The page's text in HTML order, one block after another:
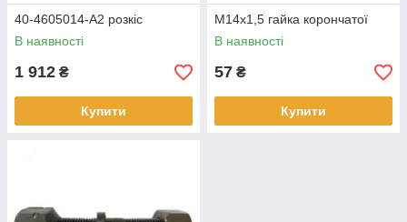
40-4605014-А2 розкіс
В наявності
1 912 ₴
Купити
М14х1,5 гайка корончатої
В наявності
57 ₴
Купити